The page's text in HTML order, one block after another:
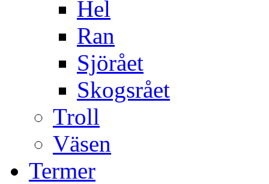
Hel
Ran
Sjörået
Skogsrået
Troll
Väsen
Termer